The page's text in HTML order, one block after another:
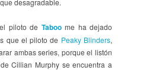
piloto de Taboome ha dejado
que el piloto de Peaky Blinders,
ambas series, porque el listón
Cillian Murphy se encuentra a